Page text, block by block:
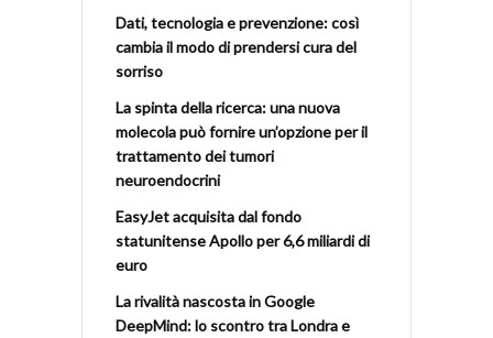
Dati, tecnologia e prevenzione: così
cambia il modo di prendersi cura del
sorriso
La spinta della ricerca: una nuova
molecola può fornire un’opzione per il
trattamento dei tumori
neuroendocrini
EasyJet acquisita dal fondo
statunitense Apollo per 6,6 miliardi di
euro
La rivalità nascosta in Google
DeepMind: lo scontro tra Londra e